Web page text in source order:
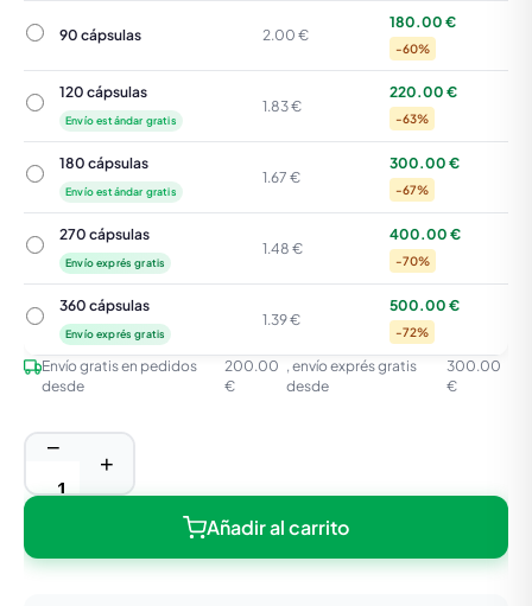
90 cápsulas
90 cápsulas 2.00 €
180.00 €
-60%
120 cápsulas
120 cápsulas
Envío estándar gratis
1.83 €
220.00 €
-63%
180 cápsulas
180 cápsulas
Envío estándar gratis
1.67 €
300.00 €
-67%
270 cápsulas
270 cápsulas
Envío exprés gratis
1.48 €
400.00 €
-70%
360 cápsulas
360 cápsulas
Envío exprés gratis
1.39 €
500.00 €
-72%
Envío gratis en pedidos
desde
200.00
€
, envío exprés gratis
desde
300.00
€
−
+
Añadir al carrito